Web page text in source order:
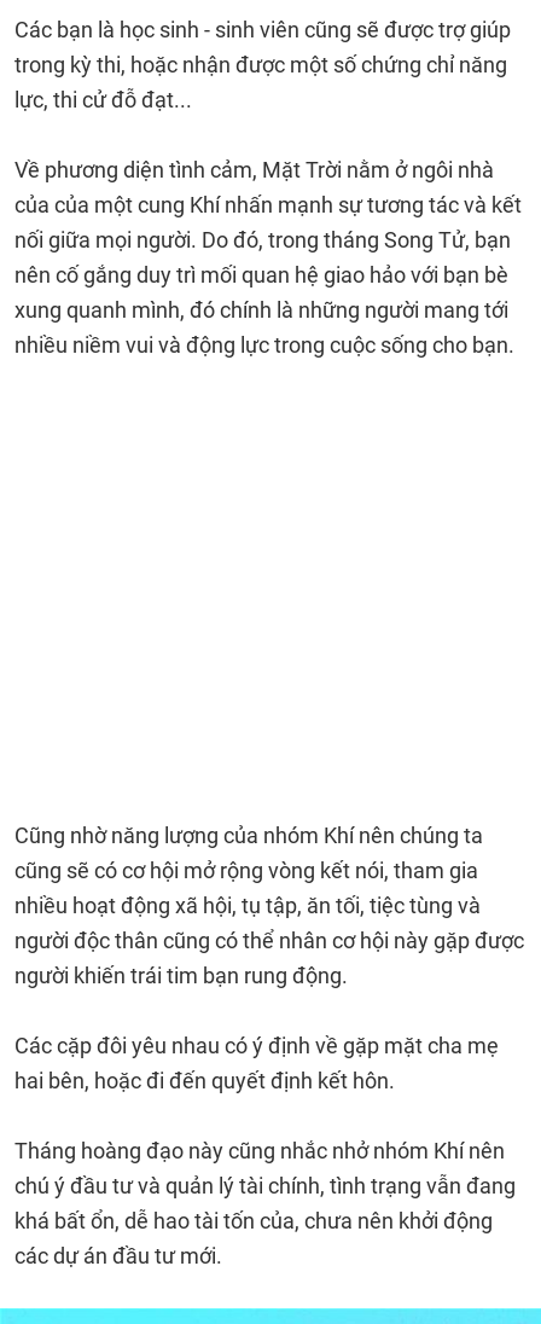
Các bạn là học sinh - sinh viên cũng sẽ được trợ giúp
trong kỳ thi, hoặc nhận được một số chứng chỉ năng
lực, thi cử đỗ đạt...
Về phương diện tình cảm, Mặt Trời nằm ở ngôi nhà
của của một cung Khí nhấn mạnh sự tương tác và kết
nối giữa mọi người. Do đó, trong tháng Song Tử, bạn
nên cố gắng duy trì mối quan hệ giao hảo với bạn bè
xung quanh mình, đó chính là những người mang tới
nhiều niềm vui và động lực trong cuộc sống cho bạn.
Cũng nhờ năng lượng của nhóm Khí nên chúng ta
cũng sẽ có cơ hội mở rộng vòng kết nói, tham gia
nhiều hoạt động xã hội, tụ tập, ăn tối, tiệc tùng và
người độc thân cũng có thể nhân cơ hội này gặp được
người khiến trái tim bạn rung động.
Các cặp đôi yêu nhau có ý định về gặp mặt cha mẹ
hai bên, hoặc đi đến quyết định kết hôn.
Tháng hoàng đạo này cũng nhắc nhở nhóm Khí nên
chú ý đầu tư và quản lý tài chính, tình trạng vẫn đang
khá bất ổn, dễ hao tài tốn của, chưa nên khởi động
các dự án đầu tư mới.